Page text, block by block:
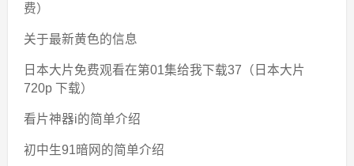
费）
关于最新黄色的信息
日本大片免费观看在第01集给我下载37（日本大片
720p 下载）
看片神器i的简单介绍
初中生91暗网的简单介绍